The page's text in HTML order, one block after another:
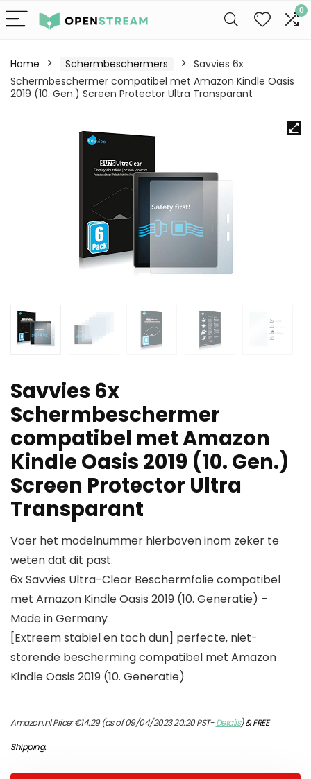
0
Home Schermbeschermers
Savvies 6x
Schermbeschermer compatibel met Amazon Kindle Oasis
2019 (10. Gen.) Screen Protector Ultra Transparant
Savvies 6x
Schermbeschermer
compatibel met Amazon
Kindle Oasis 2019 (10. Gen.)
Screen Protector Ultra
Transparant
Voer het modelnummer hierboven inom zeker te
weten dat dit past.
6x Savvies Ultra-Clear Beschermfolie compatibel
met Amazon Kindle Oasis 2019 (10. Generatie) –
Made in Germany
[Extreem stabiel en toch dun] perfecte, niet-
storende bescherming compatibel met Amazon
Kindle Oasis 2019 (10. Generatie)
Amazon.nl Price:€14.29(as of 09/04/2023 20:20 PST-Details)&FREE
Shipping.